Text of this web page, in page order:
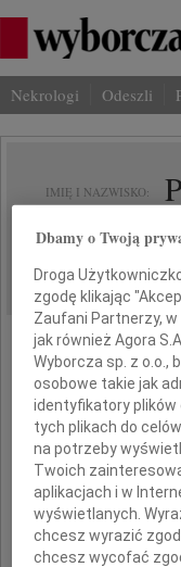
Nekrologi Odeszli
IMIĘ I NAZWISKO:
REGION:
DATA EMISJI:
Dbamy o Twoją
Droga
zgodę klikając
Zaufani Partnerzy,
jak również Agora
Wyborcza sp. z o.o.,
osobowe takie jak
identyfikatory plików
tych plikach do
na potrzeby
Twoich
aplikacjach i w
wyświetlanych.
chcesz wyrazić
chcesz wycofać